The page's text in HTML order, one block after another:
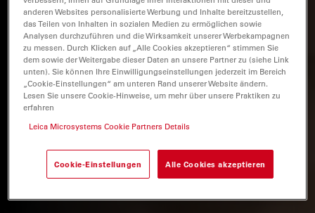
anderen Websites personalisierte Werbung und Inhalte bereitzustellen,
das Teilen von Inhalten in sozialen Medien zu ermöglichen sowie
Analysen durchzuführen und die Wirksamkeit unserer Werbekampagnen
zu messen. Durch Klicken auf „Alle Cookies akzeptieren“ stimmen Sie
dem sowie der Weitergabe dieser Daten an unsere Partner zu (siehe Link
unten). Sie können Ihre Einwilligungseinstellungen jederzeit im Bereich
„Cookie-Einstellungen“ am unteren Rand unserer Website ändern.
Lesen Sie unsere Cookie-Hinweise, um mehr über unsere Praktiken zu
erfahren
Leica Microsystems Cookie Partners Details
Cookie-Einstellungen Alle Cookies akzeptieren